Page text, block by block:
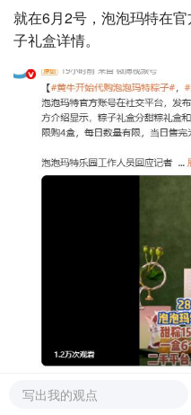
就在6月2号，泡泡玛特在
子礼盒详情。
咸甜粽子各一款，分别为
写出我的观点